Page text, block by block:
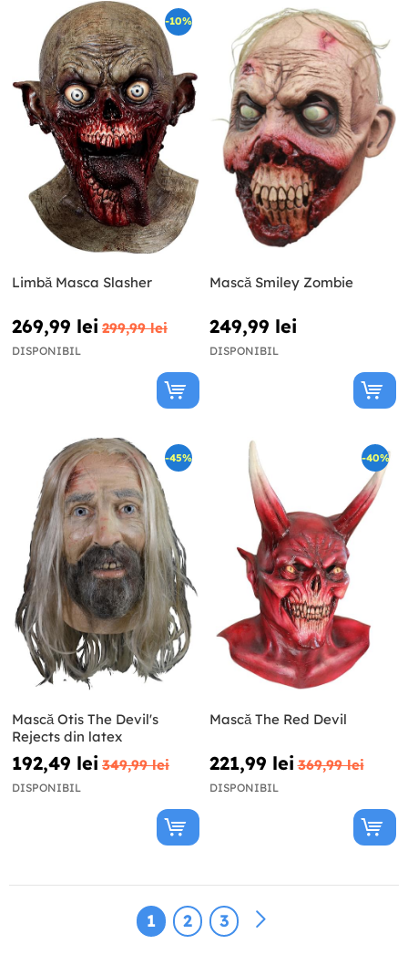
-10%
Limbă Masca Slasher
269,99 lei 299,99 lei
DISPONIBIL
Mască Smiley Zombie
249,99 lei
DISPONIBIL
-45%
Mască Otis The Devil's
Rejects din latex
192,49 lei 349,99 lei
DISPONIBIL
-40%
Mască The Red Devil
221,99 lei 369,99 lei
DISPONIBIL
1 2 3